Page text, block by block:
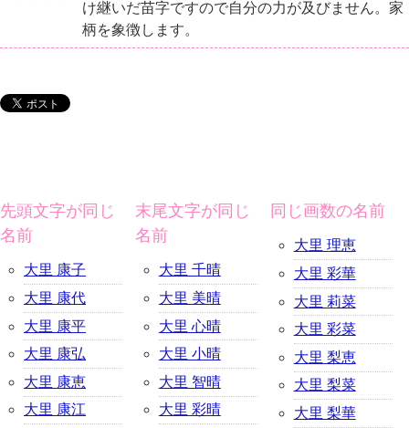
け継いだ苗字ですので自分の力が及びません。家
柄を象徴します。
先頭文字が同じ
名前
大里 康子
大里 康代
大里 康平
大里 康弘
大里 康恵
大里 康江
末尾文字が同じ
名前
大里 千晴
大里 美晴
大里 心晴
大里 小晴
大里 智晴
大里 彩晴
同じ画数の名前
大里 理恵
大里 彩華
大里 莉菜
大里 彩菜
大里 梨恵
大里 梨菜
大里 梨華